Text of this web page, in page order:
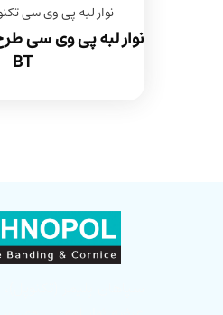
نوار لبه پی وی سی
BT